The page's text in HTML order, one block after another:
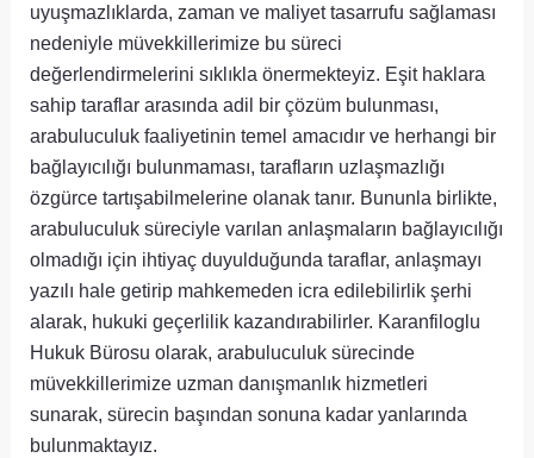
uyuşmazlıklarda, zaman ve maliyet tasarrufu sağlaması
nedeniyle müvekkillerimize bu süreci
değerlendirmelerini sıklıkla önermekteyiz. Eşit haklara
sahip taraflar arasında adil bir çözüm bulunması,
arabuluculuk faaliyetinin temel amacıdır ve herhangi bir
bağlayıcılığı bulunmaması, tarafların uzlaşmazlığı
özgürce tartışabilmelerine olanak tanır. Bununla birlikte,
arabuluculuk süreciyle varılan anlaşmaların bağlayıcılığı
olmadığı için ihtiyaç duyulduğunda taraflar, anlaşmayı
yazılı hale getirip mahkemeden icra edilebilirlik şerhi
alarak, hukuki geçerlilik kazandırabilirler. Karanfiloglu
Hukuk Bürosu olarak, arabuluculuk sürecinde
müvekkillerimize uzman danışmanlık hizmetleri
sunarak, sürecin başından sonuna kadar yanlarında
bulunmaktayız.